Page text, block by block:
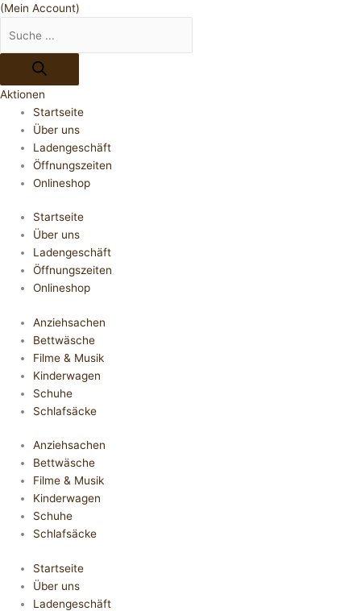
(Mein Account)
Aktionen
Startseite
Über uns
Ladengeschäft
Öffnungszeiten
Onlineshop
Startseite
Über uns
Ladengeschäft
Öffnungszeiten
Onlineshop
Anziehsachen
Bettwäsche
Filme & Musik
Kinderwagen
Schuhe
Schlafsäcke
Anziehsachen
Bettwäsche
Filme & Musik
Kinderwagen
Schuhe
Schlafsäcke
Startseite
Über uns
Ladengeschäft